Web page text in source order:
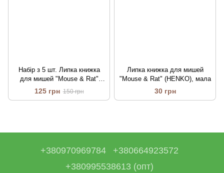
Набір з 5 шт. Липка книжка
для мишей "Mouse & Rat"
(HENKO), мала
125 грн 150 грн
Липка книжка для мишей
"Mouse & Rat" (HENKO), мала
30 грн
+380970969784
+380664923572
+380995538613 (опт)